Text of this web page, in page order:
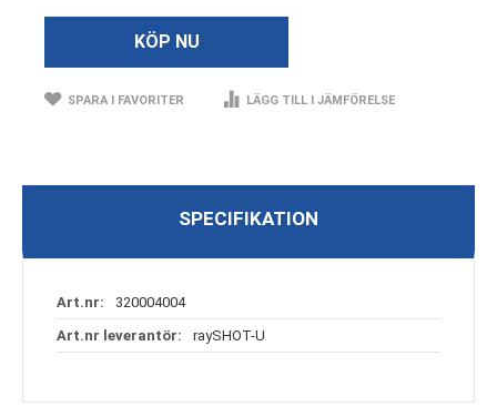
KÖP NU
SPARA I FAVORITER LÄGG TILL I JÄMFÖRELSE
SPECIFIKATION
Specifikation320004004
raySHOT-U